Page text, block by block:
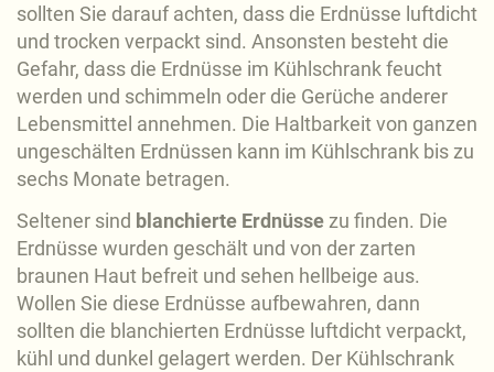
sollten Sie darauf achten, dass die Erdnüsse luftdicht
und trocken verpackt sind. Ansonsten besteht die
Gefahr, dass die Erdnüsse im Kühlschrank feucht
werden und schimmeln oder die Gerüche anderer
Lebensmittel annehmen. Die Haltbarkeit von ganzen
ungeschälten Erdnüssen kann im Kühlschrank bis zu
sechs Monate betragen.
Seltener sind blanchierte Erdnüsse zu finden. Die
Erdnüsse wurden geschält und von der zarten
braunen Haut befreit und sehen hellbeige aus.
Wollen Sie diese Erdnüsse aufbewahren, dann
sollten die blanchierten Erdnüsse luftdicht verpackt,
kühl und dunkel gelagert werden. Der Kühlschrank